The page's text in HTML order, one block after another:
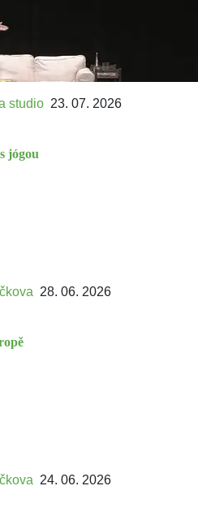
studio 23. 07. 2026
jógou
28. 06. 2026
24. 06. 2026